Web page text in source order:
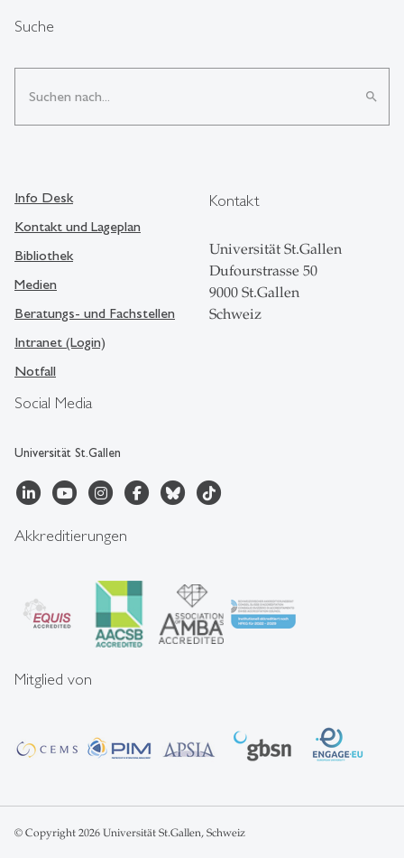
Suche
search
Social Media
Universität St.Gallen
Info Desk
Kontakt und Lageplan
Bibliothek
Medien
Beratungs- und Fachstellen
Intranet (Login)
Notfall
Kontakt
Universität St.Gallen
Dufourstrasse 50
9000 St.Gallen
Schweiz
Akkreditierungen
Mitglied von
© Copyright 2026 Universität St.Gallen, Schweiz